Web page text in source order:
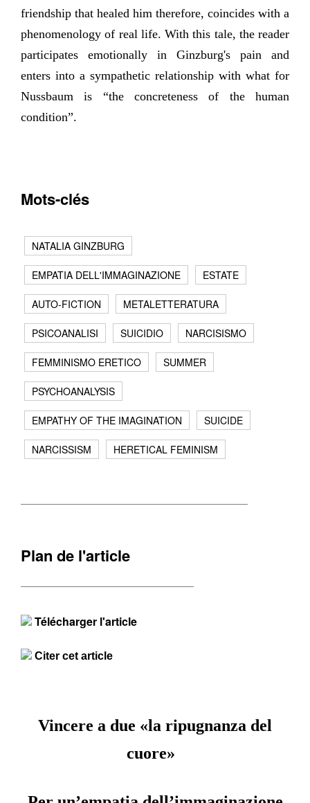
friendship that healed him therefore, coincides with a
phenomenology of real life. With this tale, the reader
participates emotionally in Ginzburg's pain and
enters into a sympathetic relationship with what for
Nussbaum is “the concreteness of the human
condition”.
Mots-clés
NATALIA GINZBURG
EMPATIA DELL'IMMAGINAZIONE ESTATE
AUTO-FICTION METALETTERATURA
PSICOANALISI SUICIDIO NARCISISMO
FEMMINISMO ERETICO SUMMER
PSYCHOANALYSIS
EMPATHY OF THE IMAGINATION SUICIDE
NARCISSISM HERETICAL FEMINISM
Plan de l'article
Télécharger l'article
Citer cet article
Vincere a due «la ripugnanza del
cuore»